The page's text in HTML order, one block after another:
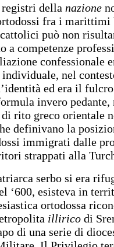
della nazione
fra i marittimi
può non
a competenze
confessionale
nel
ed era il
invero pedante,
rito greco orientale
definivano la
immigrati dalle
strappati alla
serbo si era
‘600, esisteva in
ortodossa
illirico di
di una serie di